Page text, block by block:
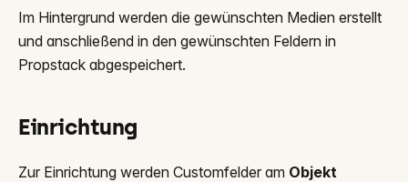
Im Hintergrund werden die gewünschten Medien erstellt
und anschließend in den gewünschten Feldern in
Propstack abgespeichert.
Einrichtung
Zur Einrichtung werden Customfelder am Objekt